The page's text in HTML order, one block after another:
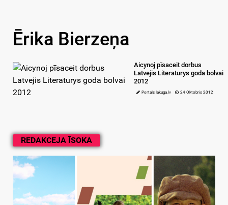
REDAKCEJA ĪSOKA
Ērika Bierzeņa
Aicynoj pīsaceit dorbus
Latvejis Literaturys goda bolvai
2012
Portals lakuga.lv 24 Oktobris 2012